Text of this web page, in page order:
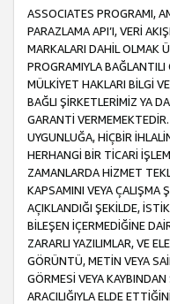
ASSOCIATES PROGRAMI,
PARAZLAMA API’I, VERİ
MARKALARI DAHİL OLMAK
PROGRAMIYLA
MÜLKİYET HAKLARI BİLGİ
BAĞLI ŞİRKETLERİMİZ YA
GARANTİ
UYGUNLUĞA, HİÇBİR
HERHANGİ BİR TİCARİ
ZAMANLARDA HİZMET
KAPSAMINI VEYA ÇALIŞMA
AÇIKLANDIĞI ŞEKİLDE,
BİLEŞEN İÇERMEDİĞİNE
ZARARLI YAZILIMLAR, VE
GÖRÜNTÜ, METİN VEYA
GÖRMESİ VEYA
ARACILIĞIYLA ELDE